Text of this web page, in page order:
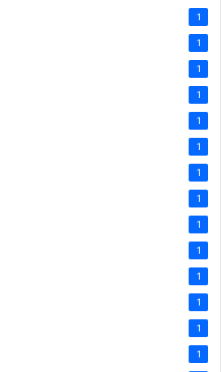
1
1
1
1
1
1
1
1
1
1
1
1
1
1